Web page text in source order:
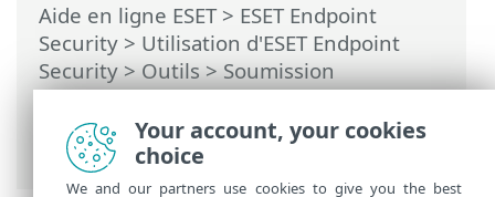
Aide en ligne ESET> ESET Endpoint
Security > Utilisation d'ESET Endpoint
Security>Outils>Soumission
d'échantillons pour analyse>
Sélectionner un échantillon pour analyse
- Autre
Your account, your cookies
choice
We and our partners use cookies to give you the best